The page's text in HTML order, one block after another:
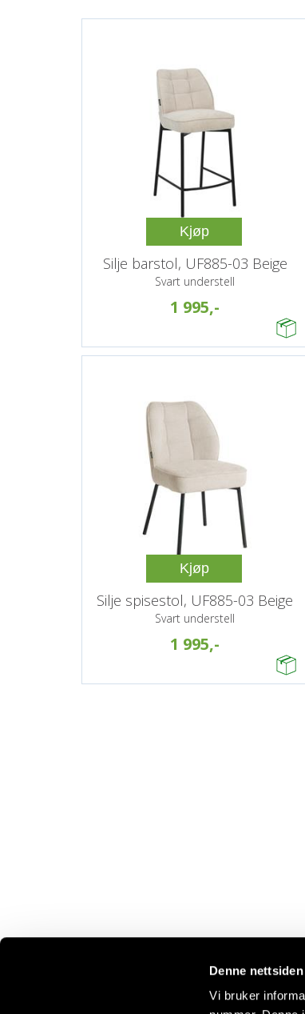
Denne
Vi bruker
Kjøp
Silje barstol, UF885-03 Beige
Svart understell
1 995,-
Kjøp
Silje spisestol, UF885-03 Beige
Svart understell
1 995,-